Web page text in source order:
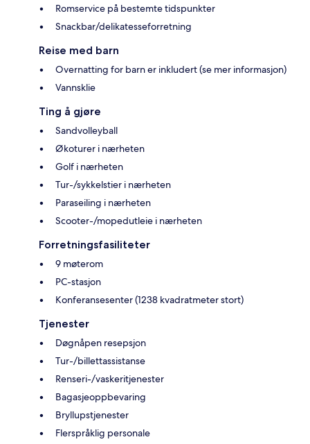
Romservice på bestemte tidspunkter
Snackbar/delikatesseforretning
Reise med barn
Overnatting for barn er inkludert (se mer informasjon)
Vannsklie
Ting å gjøre
Sandvolleyball
Økoturer i nærheten
Golf i nærheten
Tur-/sykkelstier i nærheten
Paraseiling i nærheten
Scooter-/mopedutleie i nærheten
Forretningsfasiliteter
9 møterom
PC-stasjon
Konferansesenter (1238 kvadratmeter stort)
Tjenester
Døgnåpen resepsjon
Tur-/billettassistanse
Renseri-/vaskeritjenester
Bagasjeoppbevaring
Bryllupstjenester
Flerspråklig personale